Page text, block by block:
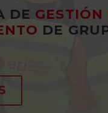
DE GESTIÓN
DE